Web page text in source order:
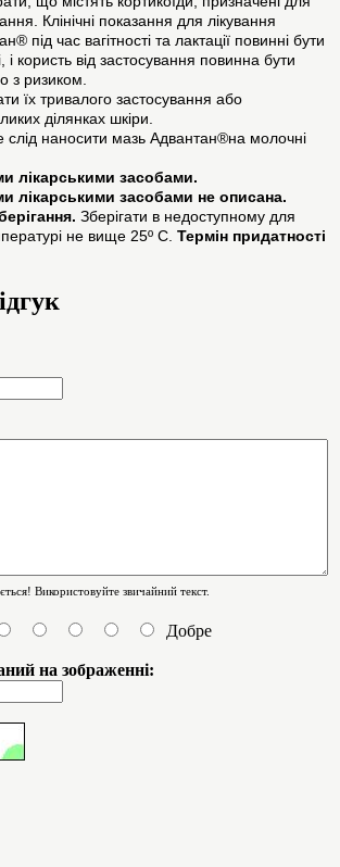
Клінічні показання для лікування
під час вагітності та лактації повинні бути
і користь від застосування повинна бути
з ризиком.
їх тривалого застосування або
ділянках шкіри.
слід наносити мазь Адвантан®на молочні
лікарськими засобами.
лікарськими засобами не описана.
Зберігати в недоступному для
не вище 25º С. Термін придатності
Використовуйте звичайний текст.
Добре
на зображенні: